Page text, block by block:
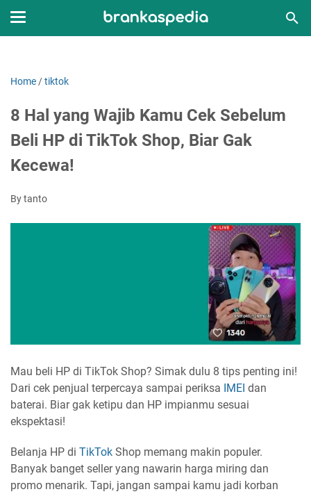
Home /tiktok
8 Hal yang Wajib Kamu Cek Sebelum
Beli HP di TikTok Shop, Biar Gak
Kecewa!
By tanto
Mau beli HP di TikTok Shop? Simak dulu 8 tips penting ini!
Dari cek penjual terpercaya sampai periksa IMEI dan
baterai. Biar gak ketipu dan HP impianmu sesuai
ekspektasi!
Belanja HP di TikTok Shop memang makin populer.
Banyak banget seller yang nawarin harga miring dan
promo menarik. Tapi, jangan sampai kamu jadi korban